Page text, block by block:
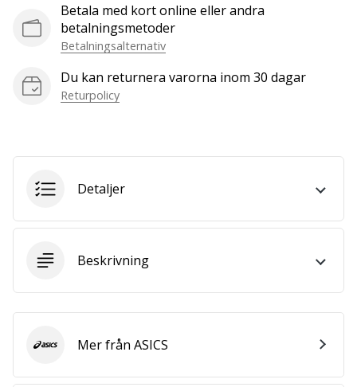
att tjäna
pengar.
alla
Betala med kort online eller andra
betalningsmetoder
Betalningsalternativ
Du kan returnera varorna inom 30 dagar
Returpolicy
Detaljer
Beskrivning
ASICSMer från ASICS